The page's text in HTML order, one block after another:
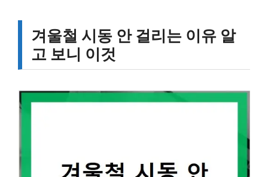
겨울철 시동 안 걸리는 이유 알
고 보니 이것